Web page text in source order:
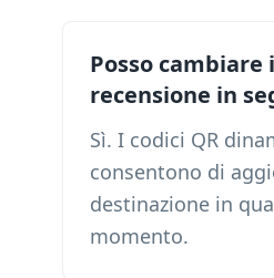
Posso
recensione in
Sì. I codici QR
consentono di
destinazione in
momento.